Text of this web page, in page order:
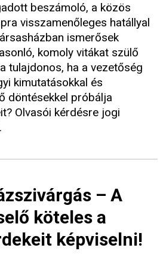
beszámoló, a közös
visszamenőleges hatállyal
ismerősek
komoly vitákat szülő
tulajdonos, ha a vezetőség
kimutatásokkal és
döntésekkel próbálja
Olvasói kérdésre jogi
– A
köteles a
képviselni!